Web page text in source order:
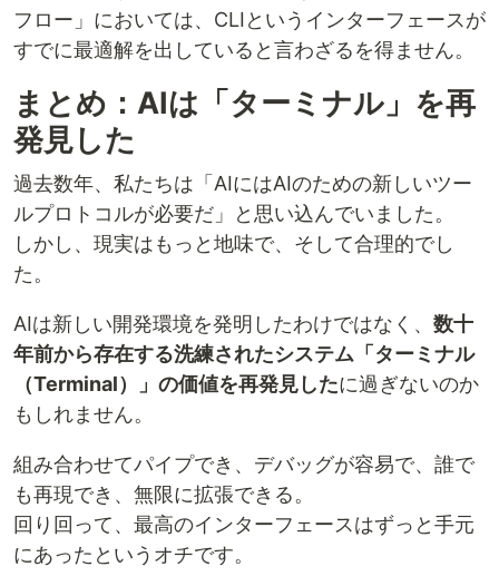
フロー」においては、CLIというインターフェースが
すでに最適解を出していると言わざるを得ません。
まとめ：AIは「ターミナル」を再
発見した
過去数年、私たちは「AIにはAIのための新しいツー
ルプロトコルが必要だ」と思い込んでいました。
しかし、現実はもっと地味で、そして合理的でし
た。
AIは新しい開発環境を発明したわけではなく、 数十
年前から存在する洗練されたシステム「ターミナル
（Terminal）」の価値を再発見したに過ぎないのか
もしれません。
組み合わせてパイプでき、デバッグが容易で、誰で
も再現でき、無限に拡張できる。
回り回って、最高のインターフェースはずっと手元
にあったというオチです。